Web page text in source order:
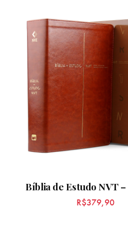
Bíblia de Estudo NVT
R$379,90